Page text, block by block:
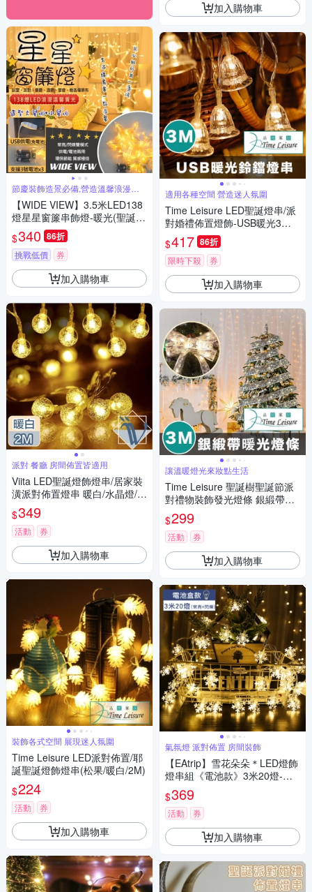
節慶裝飾造景必備,營造溫馨浪漫氣
氛
【WIDE VIEW】3.5米LED138
燈星星窗簾串飾燈-暖光(聖誕燈
聖誕佈置 聖誕節 氣氛燈 星星窗
簾燈 瀑布燈/MC-XYCLD)
$340 86折
挑戰低價 券
加入購物車
派對 餐廳 房間佈置皆適用
Viita LED聖誕燈飾燈串/居家裝
潢派對佈置燈串 暖白/水晶燈/2
M
$349
活動 券
加入購物車
裝飾各式空間 展現迷人氛圍
Time Leisure LED派對佈置/耶
誕聖誕燈飾燈串(松果/暖白/2M)
$224
活動 券
加入購物車
加入購物車
適用各種空間 營造迷人氛圍
Time Leisure LED聖誕燈串/派
對婚禮佈置燈飾-USB暖光3米
鈴鐺
$417 86折
限時下殺 券
加入購物車
讓溫暖燈光來妝點生活
Time Leisure 聖誕樹聖誕節派
對禮物裝飾發光燈條 銀緞帶暖
光/3M
$299
活動 券
加入購物車
氣氛燈 派對佈置 房間裝飾
【EAtrip】雪花朵朵＊LED燈飾
燈串組《電池款》3米20燈-暖
色光
$369
活動 券
加入購物車